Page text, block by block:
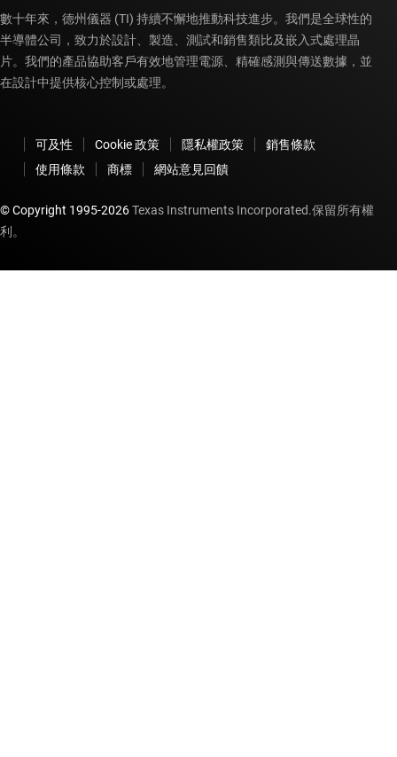
數十年來，德州儀器 (TI) 持續不懈地推動科技進步。我們是全球性的
半導體公司，致力於設計、製造、測試和銷售類比及嵌入式處理晶
片。我們的產品協助客戶有效地管理電源、精確感測與傳送數據，並
在設計中提供核心控制或處理。
可及性 Cookie 政策 隱私權政策
銷售條款
使用條款
商標 網站意見回饋
© Copyright 1995-2026Texas Instruments Incorporated.保留所有權
利。